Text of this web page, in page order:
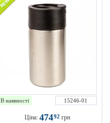
В наявності 15246-01
Ціна: 47492 грн